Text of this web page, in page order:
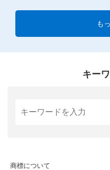
も
キー
商標について